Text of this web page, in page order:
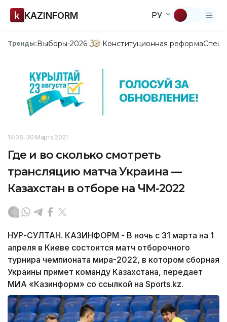
KAZINFORM РУ
Тренды:Выборы-2026 Конституционная реформа
14:06, 30 Марта 2021
Где и во сколько смотреть
трансляцию матча Украина —
Казахстан в отборе на ЧМ-2022
НУР-СУЛТАН. КАЗИНФОРМ - В ночь с 31 марта на 1
апреля в Киеве состоится матч отборочного
турнира чемпионата мира-2022, в котором сборная
Украины примет команду Казахстана, передает
МИА «Казинформ» со ссылкой на Sports.kz.